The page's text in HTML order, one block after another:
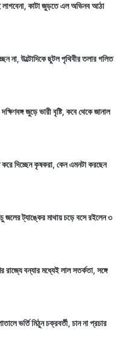
রাহুলের খোঁজে তার বাড়ি
দিতে রাহুল চড়ে বসেছে
তারমধ্যেই পুলিশ
করে।
লাগবেনা, কাটা জুড়তে এল অভিনব আঠা
না, উল্টোদিকে ছুটল পৃথিবীর তলার গলিত
জুড়ে ভারী বৃষ্টি, কবে থেকে জানাল
করে দিচ্ছেন কৃষকরা, কেন এমনটা করছেন
জলের ট্যাঙ্কের মাথায় চড়ে বসে রইলেন ৩
রাজ্যে বন্যার মধ্যেই লাল সতর্কতা, সঙ্গে
ভর্তি মিঠুন চক্রবর্তী, চান না প্রচার